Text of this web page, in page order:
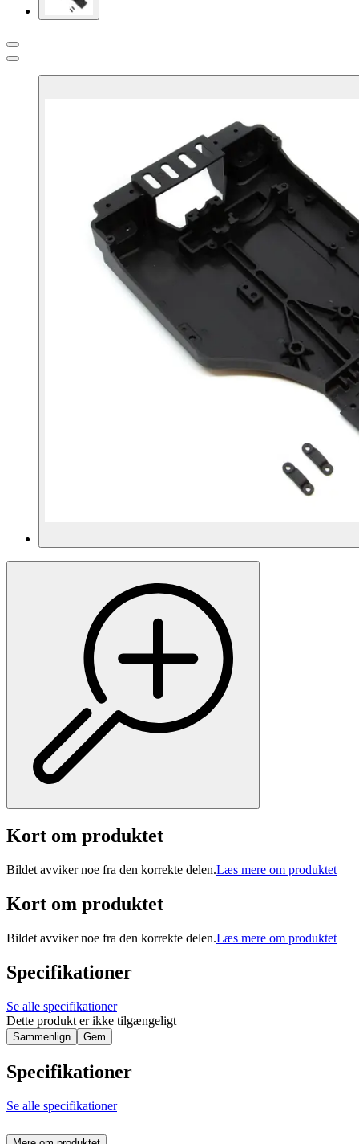
Kort om produktet
Bildet avviker noe fra den korrekte delen.Læs mere om produktet
Kort om produktet
Bildet avviker noe fra den korrekte delen.Læs mere om produktet
Specifikationer
Se alle specifikationer
Dette produkt er ikke tilgængeligt
Sammenlign Gem
Specifikationer
Se alle specifikationer